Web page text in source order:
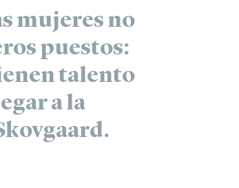
mujeres no
puestos:
talento
a la